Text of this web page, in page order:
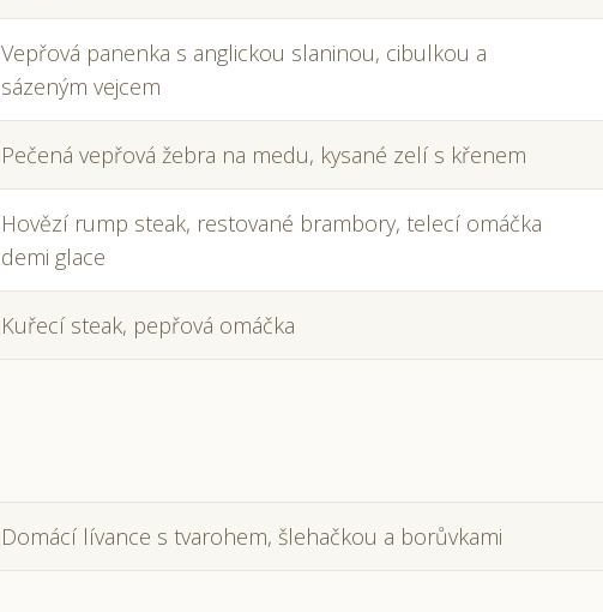
Vepřová panenka s anglickou slaninou, cibulkou a
sázeným vejcem
Pečená vepřová žebra na medu, kysané zelí s křenem
Hovězí rump steak, restované brambory, telecí omáčka
demi glace
Kuřecí steak, pepřová omáčka
Domácí lívance s tvarohem, šlehačkou a borůvkami